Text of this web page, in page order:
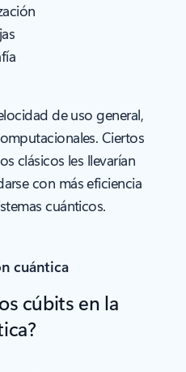
de uso general,
Ciertos
clásicos les llevarían
con más eficiencia
cuánticos.
cuántica
cúbits en la